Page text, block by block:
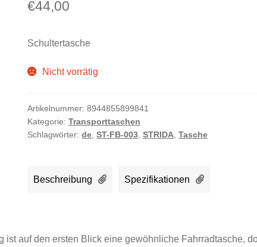
€44,00
Schultertasche
Nicht vorrätig
Artikelnummer:8944855899841
Kategorie:Transporttaschen
Schlagwörter:de ,ST-FB-003 ,STRIDA ,Tasche
Beschreibung Spezifikationen
ist auf den ersten Blick eine gewöhnliche Fahrradtasche,